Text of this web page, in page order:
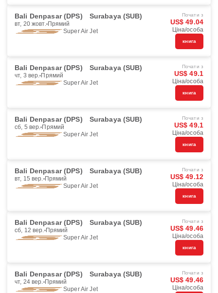
Bali Denpasar (DPS) Surabaya (SUB)
вт, 20 жовт. Прямий
Super Air Jet
Почати з
US$ 49.04
Ціна/особа
книга
Bali Denpasar (DPS) Surabaya (SUB)
чт, 3 вер. Прямий
Super Air Jet
Почати з
US$ 49.1
Ціна/особа
книга
Bali Denpasar (DPS) Surabaya (SUB)
сб, 5 вер. Прямий
Super Air Jet
Почати з
US$ 49.1
Ціна/особа
книга
Bali Denpasar (DPS) Surabaya (SUB)
вт, 15 вер. Прямий
Super Air Jet
Почати з
US$ 49.12
Ціна/особа
книга
Bali Denpasar (DPS) Surabaya (SUB)
сб, 12 вер. Прямий
Super Air Jet
Почати з
US$ 49.46
Ціна/особа
книга
Bali Denpasar (DPS) Surabaya (SUB)
чт, 24 вер. Прямий
Super Air Jet
Почати з
US$ 49.46
Ціна/особа